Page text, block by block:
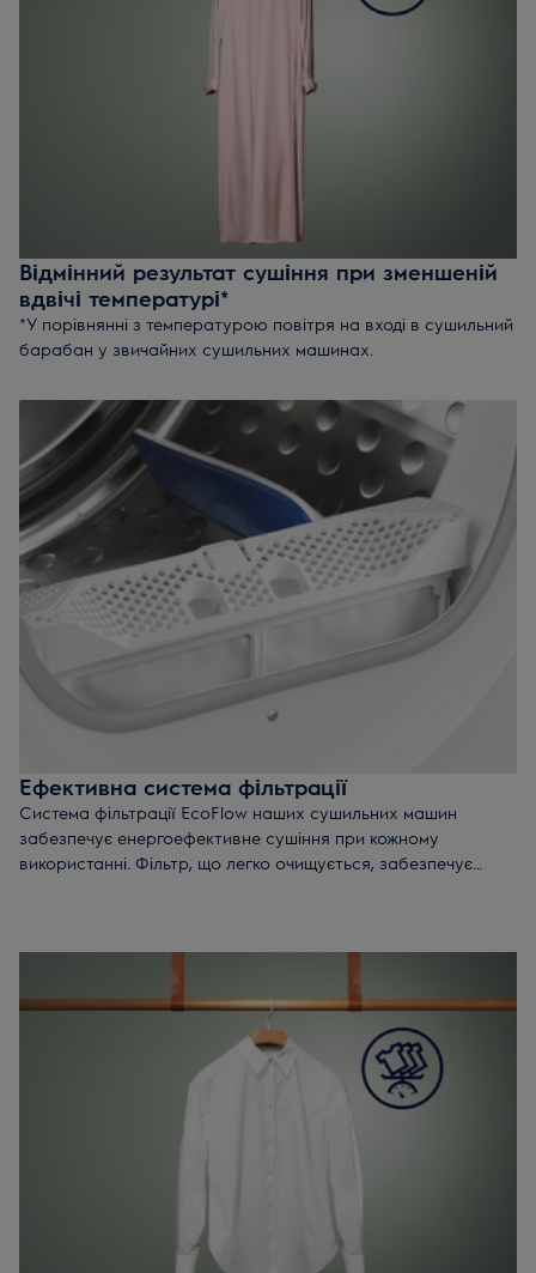
Відмінний результат сушіння при зменшеній
вдвічі температурі*
*У порівнянні з температурою повітря на вході в сушильний
барабан у звичайних сушильних машинах.
Ефективна система фільтрації
Система фільтрації EcoFlow наших сушильних машин
забезпечує енергоефективне сушіння при кожному
використанні. Фільтр, що легко очищується, забезпечує